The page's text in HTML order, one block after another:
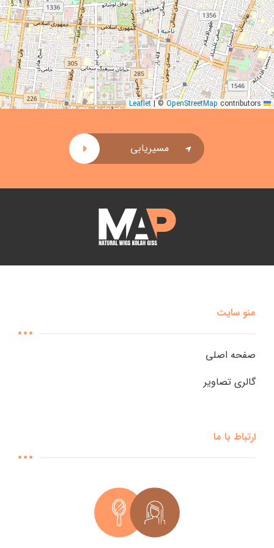
منو سایت
صفحه اصلی
گالری تصاویر
ارتباط با ما
|© OpenStreetMapcontributors
مسیریابی